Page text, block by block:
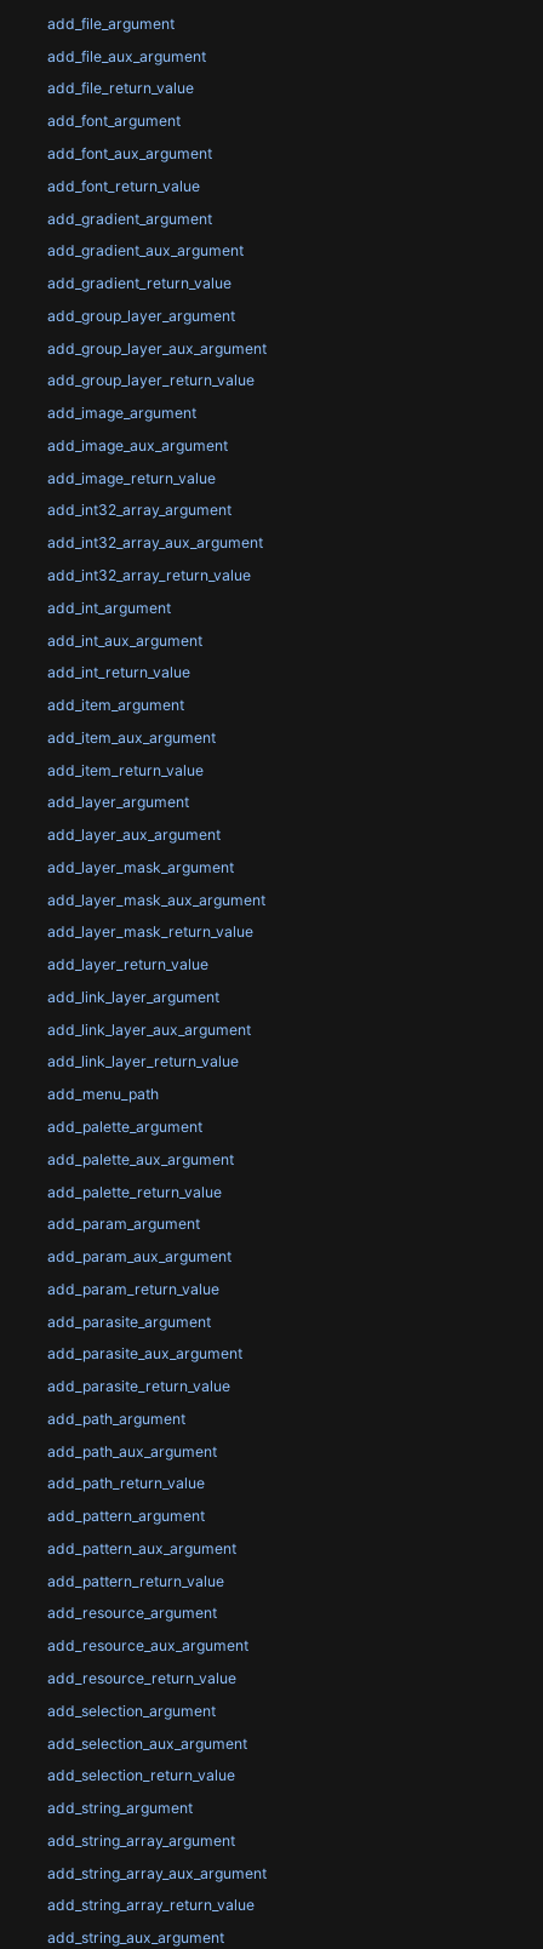
add_file_argument
add_file_aux_argument
add_file_return_value
add_font_argument
add_font_aux_argument
add_font_return_value
add_gradient_argument
add_gradient_aux_argument
add_gradient_return_value
add_group_layer_argument
add_group_layer_aux_argument
add_group_layer_return_value
add_image_argument
add_image_aux_argument
add_image_return_value
add_int32_array_argument
add_int32_array_aux_argument
add_int32_array_return_value
add_int_argument
add_int_aux_argument
add_int_return_value
add_item_argument
add_item_aux_argument
add_item_return_value
add_layer_argument
add_layer_aux_argument
add_layer_mask_argument
add_layer_mask_aux_argument
add_layer_mask_return_value
add_layer_return_value
add_link_layer_argument
add_link_layer_aux_argument
add_link_layer_return_value
add_menu_path
add_palette_argument
add_palette_aux_argument
add_palette_return_value
add_param_argument
add_param_aux_argument
add_param_return_value
add_parasite_argument
add_parasite_aux_argument
add_parasite_return_value
add_path_argument
add_path_aux_argument
add_path_return_value
add_pattern_argument
add_pattern_aux_argument
add_pattern_return_value
add_resource_argument
add_resource_aux_argument
add_resource_return_value
add_selection_argument
add_selection_aux_argument
add_selection_return_value
add_string_argument
add_string_array_argument
add_string_array_aux_argument
add_string_array_return_value
add_string_aux_argument